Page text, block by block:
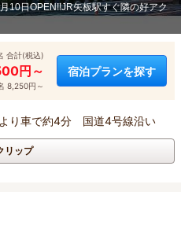
10日OPEN!!JR矢板駅すぐ隣の好アク
合計(税込)
円～
8,250円～
宿泊プランを探す
り車で約4分 国道4号線沿い
リップ